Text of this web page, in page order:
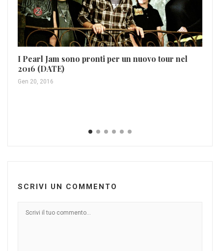
I Pearl Jam sono pronti per un nuovo tour nel
2016 (DATE)
Gen 20, 2016
SCRIVI UN COMMENTO